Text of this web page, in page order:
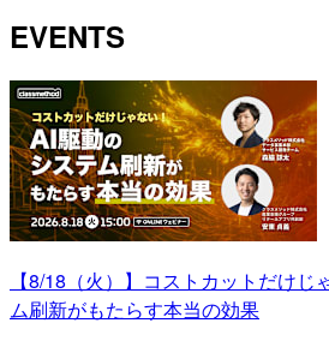
EVENTS
【8/18（火）】コストカットだけ
ム刷新がもたらす本当の効果